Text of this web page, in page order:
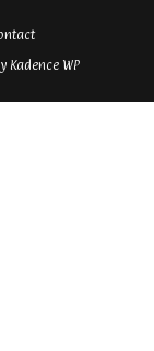
Kadence WP